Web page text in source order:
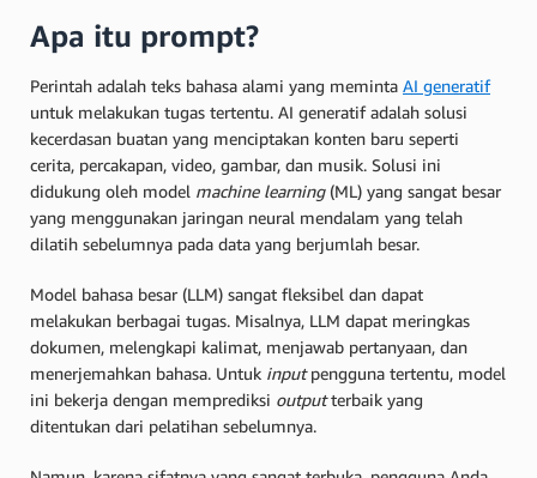
Apa itu prompt?
Perintah adalah teks bahasa alami yang meminta AI generatif
untuk melakukan tugas tertentu. AI generatif adalah solusi
kecerdasan buatan yang menciptakan konten baru seperti
cerita, percakapan, video, gambar, dan musik. Solusi ini
didukung oleh model machine learning(ML) yang sangat besar
yang menggunakan jaringan neural mendalam yang telah
dilatih sebelumnya pada data yang berjumlah besar.
Model bahasa besar (LLM) sangat fleksibel dan dapat
melakukan berbagai tugas. Misalnya, LLM dapat meringkas
dokumen, melengkapi kalimat, menjawab pertanyaan, dan
menerjemahkan bahasa. Untuk inputpengguna tertentu, model
ini bekerja dengan memprediksi outputterbaik yang
ditentukan dari pelatihan sebelumnya.